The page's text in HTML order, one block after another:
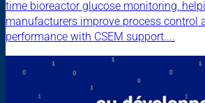
time bioreactor glucose monitoring,
manufacturers improve process control
performance with CSEM support....